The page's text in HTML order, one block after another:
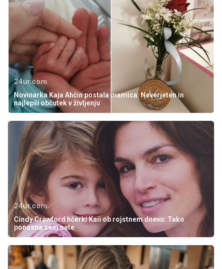
24ur.com
Novinarka Kaja Ahčin postala mamica: Neverjeten in
najlepši občutek v življenju
24ur.com
Cindy Crawford hčerki Kaii ob rojstnem dnevu: Tako
ponosna sem nate